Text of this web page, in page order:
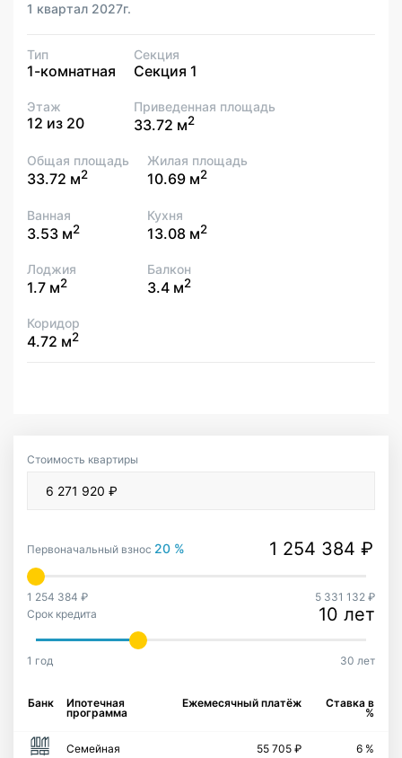
1 квартал 2027г.
Тип
1-комнатная
Секция
Секция 1
Этаж
12 из 20
Приведенная площадь
33.72 м2
Общая площадь
33.72 м2
Жилая площадь
10.69 м2
Ванная
3.53 м2
Кухня
13.08 м2
Лоджия
1.7 м2
Балкон
3.4 м2
Коридор
4.72 м2
Стоимость квартиры
Первоначальный взнос 20 %
1 254 384 ₽
5 331 132 ₽
Срок кредита
10 лет
1 год 30 лет
Банк Ипотечная
программа
Ежемесячный платёж Ставка в
%
Семейная 55 705 ₽ 6 %